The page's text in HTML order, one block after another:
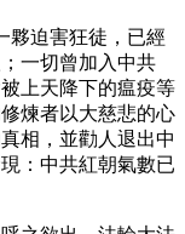
夥迫害狂徒，已經
一切曾加入中共
上天降下的瘟疫等
煉者以大慈悲的心
相，並勸人退出中
：中共紅朝氣數已